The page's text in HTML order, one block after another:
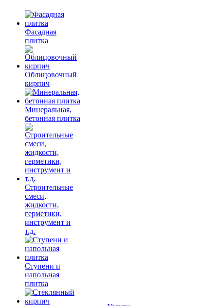
Фасадная
плитка
Облицовочный
кирпич
Минеральная,
бетонная плитка
Строительные
смеси,
жидкости,
герметики,
инструмент и
т.д.
Ступени и
напольная
плитка